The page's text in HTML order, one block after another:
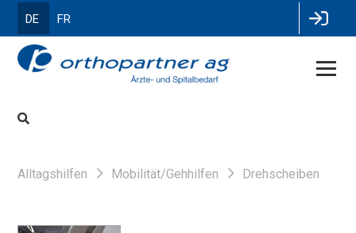
DE FR
Alltagshilfen Mobilität/Gehhilfen Drehscheiben